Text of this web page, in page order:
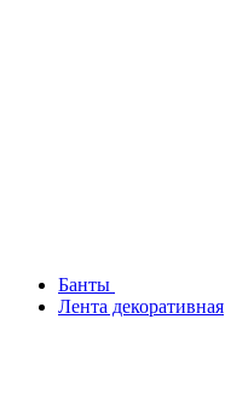
Банты
Лента декоративная